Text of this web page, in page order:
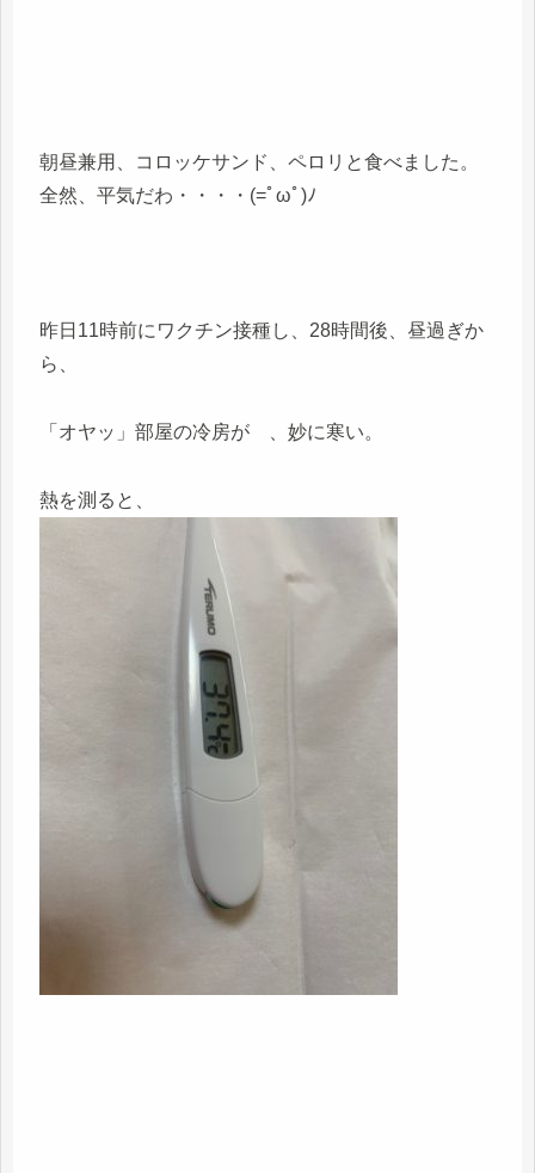
朝昼兼用、コロッケサンド、ペロリと食べました。
全然、平気だわ・・・・(=ﾟωﾟ)ﾉ
昨日11時前にワクチン接種し、28時間後、昼過ぎか
ら、
「オヤッ」部屋の冷房が 、妙に寒い。
熱を測ると、